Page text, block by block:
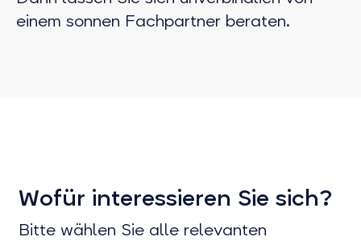
einem sonnen Fachpartner beraten.
Wofür interessieren Sie sich?
Bitte wählen Sie alle relevanten